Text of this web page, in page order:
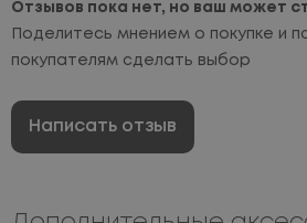
Отзывов пока нет, но ваш может
Поделитесь мнением о покупке и
покупателям сделать выбор
Написать отзыв